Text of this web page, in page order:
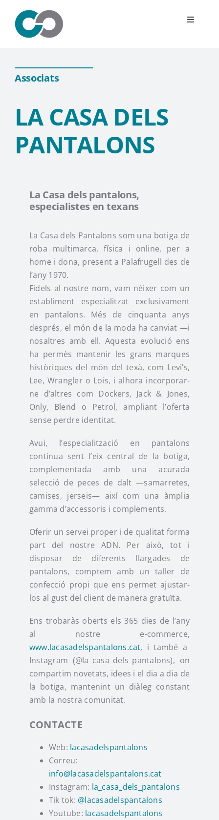
contenido
Toggle
Esdeveniments
Associats
Notícies
Contacte
Instagram
TikTok
Youtube
Associats
LA CASA DELS
PANTALONS
La Casa dels pantalons,
especialistes en texans
La Casa dels Pantalons som una botiga de
roba multimarca, física i online, per a
home i dona, present a Palafrugell des de
l’any 1970.
Fidels al nostre nom, vam néixer com un
establiment especialitzat exclusivament
en pantalons. Més de cinquanta anys
després, el món de la moda ha canviat —i
nosaltres amb ell. Aquesta evolució ens
ha permès mantenir les grans marques
històriques del món del texà, com Levi’s,
Lee, Wrangler o Lois, i alhora incorporar-
ne d’altres com Dockers, Jack & Jones,
Only, Blend o Petrol, ampliant l’oferta
sense perdre identitat.
Avui, l’especialització en pantalons
continua sent l’eix central de la botiga,
complementada amb una acurada
selecció de peces de dalt —samarretes,
camises, jerseis— així com una àmplia
gamma d’accessoris i complements.
Oferir un servei proper i de qualitat forma
part del nostre ADN. Per això, tot i
disposar de diferents llargades de
pantalons, comptem amb un taller de
confecció propi que ens permet ajustar-
los al gust del client de manera gratuïta.
Ens trobaràs oberts els 365 dies de l’any
al nostre e-commerce,
www.lacasadelspantalons.cat, i també a
Instagram (@la_casa_dels_pantalons), on
compartim novetats, idees i el dia a dia de
la botiga, mantenint un diàleg constant
amb la nostra comunitat.
CONTACTE
Web: lacasadelspantalons
Correu:
info@lacasadelspantalons.cat
Instagram: la_casa_dels_pantalons
Tik tok: @lacasadelspantalons
Youtube: lacasadelspantalons